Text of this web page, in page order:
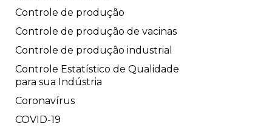
Controle de produção
Controle de produção de vacinas
Controle de produção industrial
Controle Estatístico de Qualidade
para sua Indústria
Coronavírus
COVID-19